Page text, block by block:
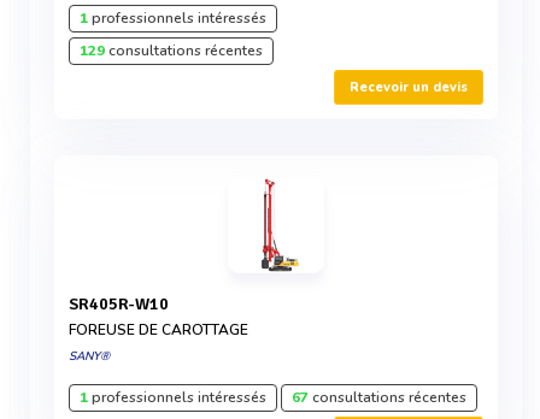
1professionnels intéressés
129consultations récentes
Recevoir un devis
SR405R-W10
FOREUSE DE CAROTTAGE
SANY®
1professionnels intéressés 67consultations récentes